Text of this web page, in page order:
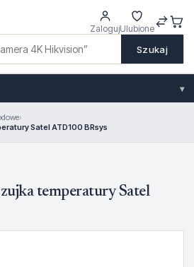
Szukaj
ZalogujUlubione
▾
›
Satel ATD100 BRsys
temperatury Satel